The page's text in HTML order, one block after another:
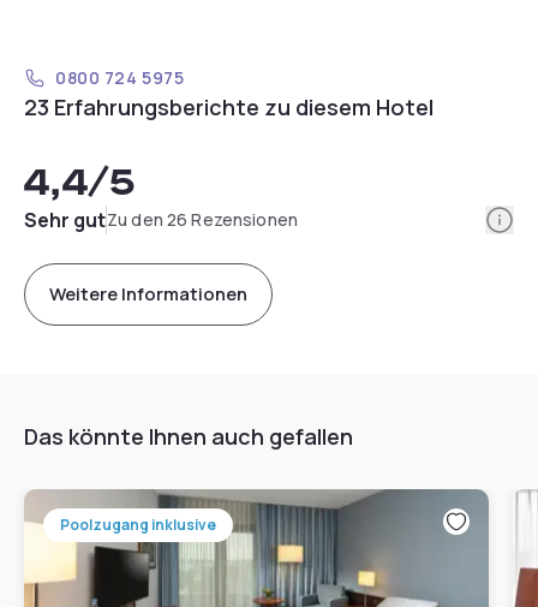
0800 724 5975
23 Erfahrungsberichte zu diesem Hotel
4,4/5
Sehr gutZu den 26 Rezensionen
Weitere Informationen
Das könnte Ihnen auch gefallen
Poolzugang inklusive